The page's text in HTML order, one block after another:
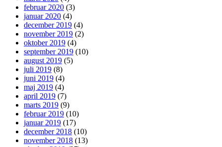
februar 2020 (3)
januar 2020 (4)
december 2019 (4)
november 2019 (2)
oktober 2019 (4)
september 2019 (10)
august 2019 (5)
juli 2019 (8)
juni 2019 (4)
maj 2019 (4)
april 2019 (7)
marts 2019 (9)
februar 2019 (10)
januar 2019 (17)
december 2018 (10)
november 2018 (13)